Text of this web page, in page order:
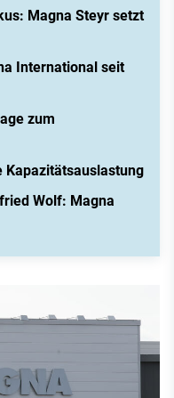
Magna Steyr setzt
International seit
zum
Kapazitätsauslastung
Wolf: Magna